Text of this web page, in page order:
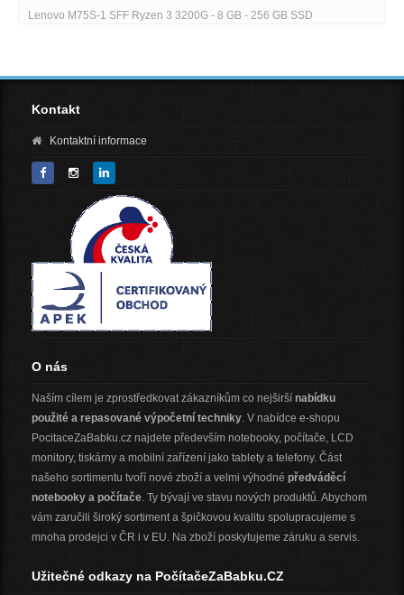
Lenovo M75S-1 SFF Ryzen 3 3200G - 8 GB - 256 GB SSD
Kontakt
Kontaktní informace
O nás
Naším cílem je zprostředkovat zákazníkům co nejširší nabídku
použité a repasované výpočetní techniky. V nabídce e-shopu
PocitaceZaBabku.cz najdete především notebooky, počítače, LCD
monitory, tiskárny a mobilní zařízení jako tablety a telefony. Část
našeho sortimentu tvoří nové zboží a velmi výhodné předváděcí
notebooky a počítače. Ty bývají ve stavu nových produktů. Abychom
vám zaručili široký sortiment a špičkovou kvalitu spolupracujeme s
mnoha prodejci v ČR i v EU. Na zboží poskytujeme záruku a servis.
Užitečné odkazy na PočítačeZaBabku.CZ